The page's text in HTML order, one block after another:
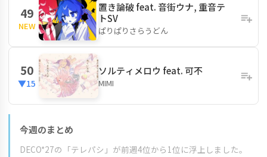
49
NEW
置き論破 feat. 音街ウナ, 重音テ
トSV
ぱりぱりさらうどん
50
▼15
ソルティメロウ feat. 可不
MIMI
今週のまとめ
DECO*27の「テレパシ」が前週4位から1位に浮上しました。